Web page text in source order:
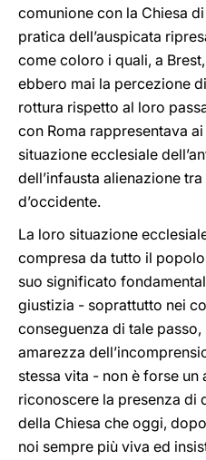
comunione con la Chiesa
pratica dell’auspicata
come coloro i quali, a
ebbero mai la percezione
rottura rispetto al loro
con Roma rappresentava
situazione ecclesiale
dell’infausta alienazione tra
d’occidente.
La loro situazione
compresa da tutto il
suo significato
giustizia - soprattutto nei
conseguenza di tale
amarezza
stessa vita - non è forse un
riconoscere la presenza di
della Chiesa che oggi,
noi sempre più viva ed